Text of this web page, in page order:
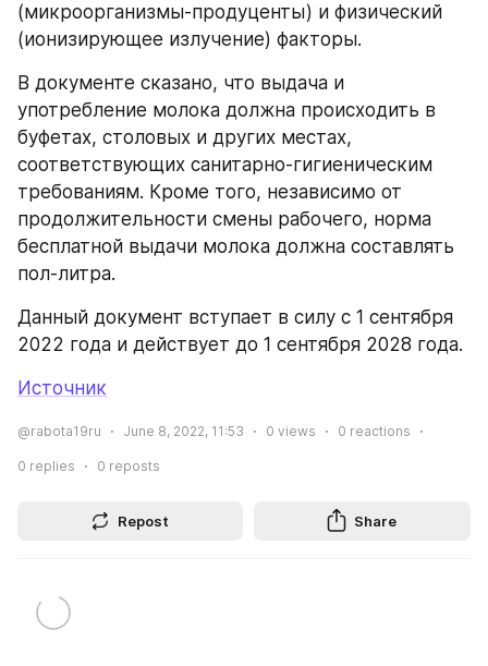
(микроорганизмы-продуценты) и физический
(ионизирующее излучение) факторы.
В документе сказано, что выдача и
употребление молока должна происходить в
буфетах, столовых и других местах,
соответствующих санитарно-гигиеническим
требованиям. Кроме того, независимо от
продолжительности смены рабочего, норма
бесплатной выдачи молока должна составлять
пол-литра.
Данный документ вступает в силу с 1 сентября
2022 года и действует до 1 сентября 2028 года.
Источник
@rabota19ru June 8, 2022, 11:53 0 views 0 reactions
0 replies 0 reposts
Repost Share